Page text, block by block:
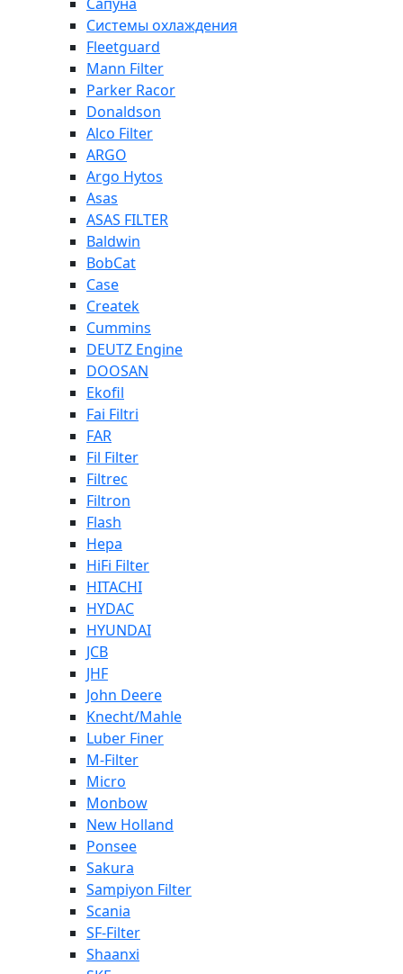
Сапуна
Системы охлаждения
Fleetguard
Mann Filter
Parker Racor
Donaldson
Alco Filter
ARGO
Argo Hytos
Asas
ASAS FILTER
Baldwin
BobCat
Case
Createk
Cummins
DEUTZ Engine
DOOSAN
Ekofil
Fai Filtri
FAR
Fil Filter
Filtrec
Filtron
Flash
Hepa
HiFi Filter
HITACHI
HYDAC
HYUNDAI
JCB
JHF
John Deere
Knecht/Mahle
Luber Finer
M-Filter
Micro
Monbow
New Holland
Ponsee
Sakura
Sampiyon Filter
Scania
SF-Filter
Shaanxi